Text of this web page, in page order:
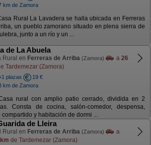
km de Zamora
Rural La Lavadera se halla ubicada en Ferreras
un pueblo zamorano situado en plena sierra de
junto a un río y un ...
de La Abuela
Rural en Ferreras de Arriba (Zamora) a 26
Tardemezar (Zamora)
plazas
19 €
km de Zamora
rural con amplio patio cerrado, dividida en 2
Consta de cocina, salón-comedor, despensa,
compartido y habitación de dormi ...
de Lleira
Rural en Ferreras de Arriba (Zamora)
a
de Tardemezar (Zamora)